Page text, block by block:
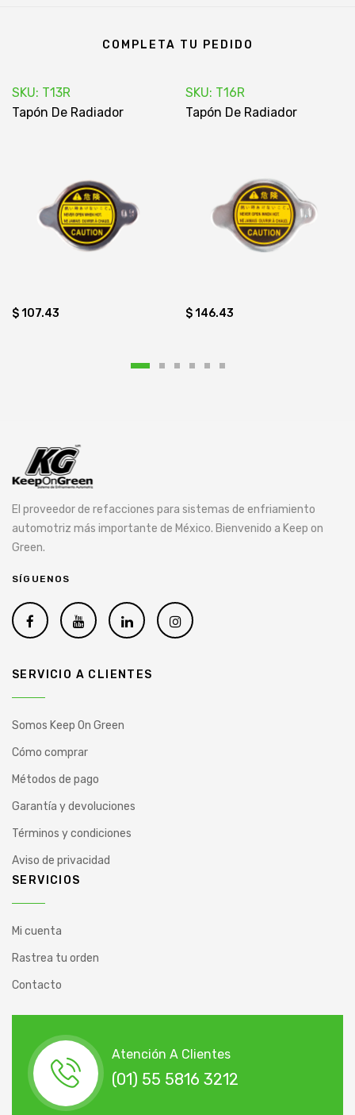
COMPLETA TU PEDIDO
SKU: T13R
Tapón De Radiador
$ 107.43
SKU: T16R
Tapón De Radiador
$ 146.43
El proveedor de refacciones para sistemas de enfriamiento
automotriz más importante de México. Bienvenido a Keep on
Green.
SÍGUENOS
SERVICIO A CLIENTES
Somos Keep On Green
Cómo comprar
Métodos de pago
Garantía y devoluciones
Términos y condiciones
Aviso de privacidad
SERVICIOS
Mi cuenta
Rastrea tu orden
Contacto
Atención A Clientes
(01) 55 5816 3212